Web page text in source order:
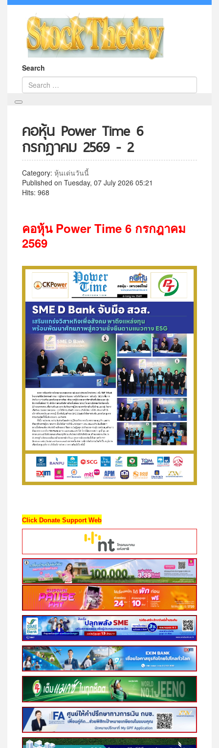
Search
คอหุ้น Power Time 6
กรกฎาคม 2569 - 2
Category: หุ้นเด่นวันนี้
Published on Tuesday, 07 July 2026 05:21
Hits: 968
คอหุ้นPower Time 6 กรกฎาคม
2569
Click Donate Support Web